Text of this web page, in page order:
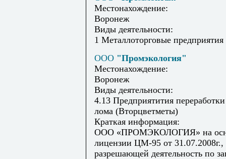
Местонахождение:
Воронеж
Виды деятельности:
1 Металлоторговые
ООО "Промэкология"
Местонахождение:
Воронеж
Виды деятельности:
4.13 Предприятития
лома (Вторцветметы)
Краткая информация:
ООО «ПРОМЭКОЛОГИЯ» на
лицензии ЦМ-95 от 31.07.2008г.,
разрешающей деятельность по